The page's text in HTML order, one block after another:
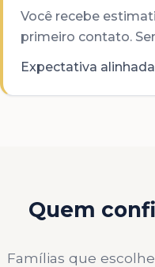
Você recebe
primeiro contato.
Expectativa
Quem
Famílias que